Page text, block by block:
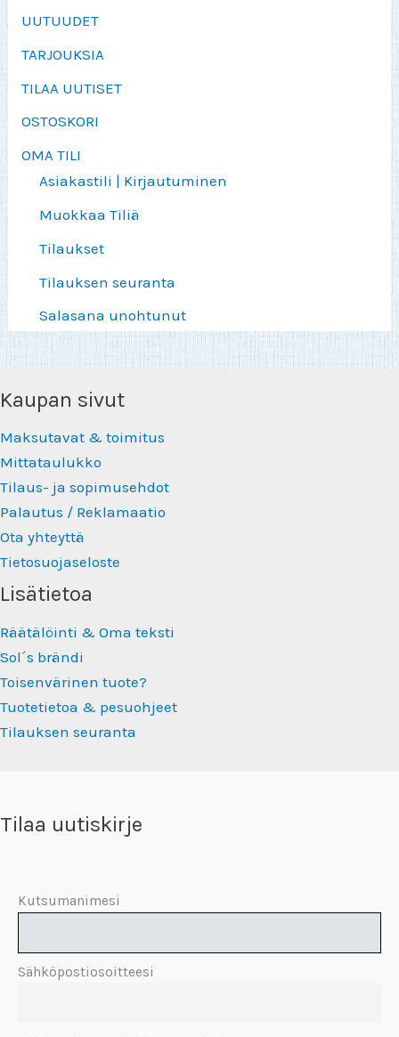
UUTUUDET
TARJOUKSIA
TILAA UUTISET
OSTOSKORI
OMA TILI
Asiakastili | Kirjautuminen
Muokkaa Tiliä
Tilaukset
Tilauksen seuranta
Salasana unohtunut
Kaupan sivut
Maksutavat & toimitus
Mittataulukko
Tilaus- ja sopimusehdot
Palautus / Reklamaatio
Ota yhteyttä
Tietosuojaseloste
Lisätietoa
Räätälöinti & Oma teksti
Sol´s brändi
Toisenvärinen tuote?
Tuotetietoa & pesuohjeet
Tilauksen seuranta
Tilaa uutiskirje
Kutsumanimesi
Sähköpostiosoitteesi